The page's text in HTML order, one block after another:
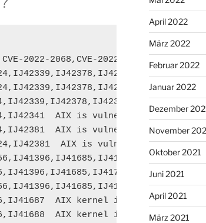
2022-2068,CVE-2022-2097  AIX
AIX
AIX
AIX is
AIX is vulnerable to a
AIX is vulnerable to a
AIX is vulnerable to a
AIX
AIX
AIX
AIX kernel is
AIX kernel is
April 2022
März 2022
Februar 2022
Januar 2022
Dezember
November
Oktober 2021
Juni 2021
April 2021
März 2021